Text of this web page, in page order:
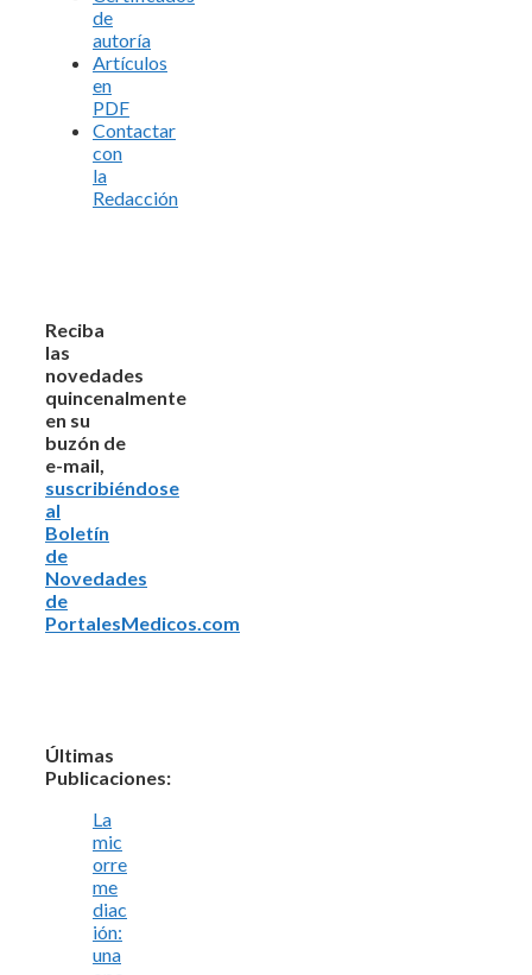
de
autoría
Artículos
en
PDF
Contactar
con
la
Redacción
Reciba
las
novedades
quincenalmente
en su
buzón de
e-mail,
suscribiéndose
al
Boletín
de
Novedades
de
PortalesMedicos.com
Últimas
Publicaciones:
La
mic
orre
me
diac
ión:
una